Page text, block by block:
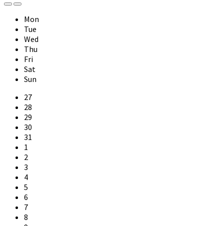
Previous
Month
Next
Month
Mon
Tue
Wed
Thu
Fri
Sat
Sun
Skip
calendar
days
27
28
29
30
31
1
2
3
4
5
6
7
8